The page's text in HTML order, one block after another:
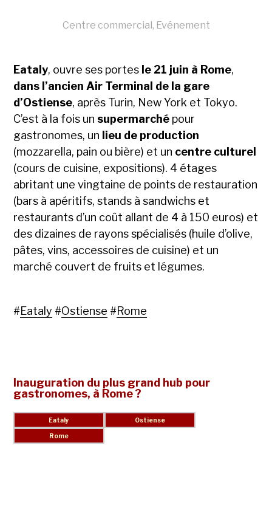
Centre commercial, Evénement
Eataly, ouvre ses portes le 21 juin à Rome,
dans l’ancien Air Terminal de la gare
d’Ostiense, après Turin, New York et Tokyo.
C’est à la fois un supermarché pour
gastronomes, un lieu de production
(mozzarella, pain ou bière) et un centre culturel
(cours de cuisine, expositions). 4 étages
abritant une vingtaine de points de restauration
(bars à apéritifs, stands à sandwichs et
restaurants d’un coût allant de 4 à 150 euros) et
des dizaines de rayons spécialisés (huile d’olive,
pâtes, vins, accessoires de cuisine) et un
marché couvert de fruits et légumes.
#Eataly #Ostiense #Rome
Inauguration du plus grand hub pour
gastronomes, à Rome ?